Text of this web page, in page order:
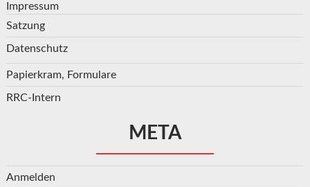
Impressum
Satzung
Datenschutz
Papierkram, Formulare
RRC-Intern
META
Anmelden